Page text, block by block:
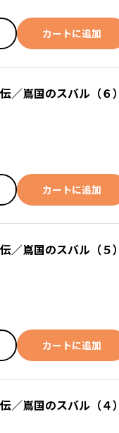
カートに追加
／嶌国のスバル（６
カートに追加
／嶌国のスバル（５
カートに追加
／嶌国のスバル（４